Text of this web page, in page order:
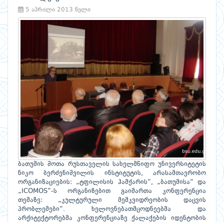
5 აპრილი 2013 წელი
ბათუმის შოთა რუსთაველის სახელმწიფო უნივერსიტეტის
ნიკო ბერძენიშვილის ინსტიტუტის, არასამთავრობო
ორგანიზაციების: „ტფილისის ჰამქარის“, „ბათუმისა“ და
„ICOMOS”-ს ორგანიზებით გაიმართა კონფერენცია
თემაზე: „კულტურული მემკვიდრეობის დაცვის
პრობლემები“. ხელოვნებათმცოდნეებმა და
არქიტექტორებმა კონფერენციაზე ქალაქების იდენტობის